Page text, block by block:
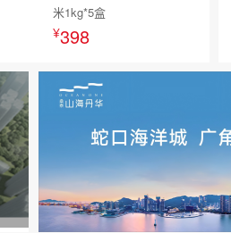
米1kg*5盒
¥398